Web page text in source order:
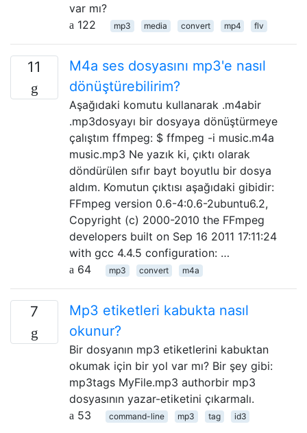
var mı?
122
mp3 media convert mp4 flv
11
M4a ses dosyasını mp3'e nasıl
dönüştürebilirim?
Aşağıdaki komutu kullanarak .m4abir
.mp3dosyayı bir dosyaya dönüştürmeye
çalıştım ffmpeg: $ ffmpeg -i music.m4a
music.mp3 Ne yazık ki, çıktı olarak
döndürülen sıfır bayt boyutlu bir dosya
aldım. Komutun çıktısı aşağıdaki gibidir:
FFmpeg version 0.6-4:0.6-2ubuntu6.2,
Copyright (c) 2000-2010 the FFmpeg
developers built on Sep 16 2011 17:11:24
with gcc 4.4.5 configuration: …
64
mp3 convert m4a
7
Mp3 etiketleri kabukta nasıl
okunur?
Bir dosyanın mp3 etiketlerini kabuktan
okumak için bir yol var mı? Bir şey gibi:
mp3tags MyFile.mp3 authorbir mp3
dosyasının yazar-etiketini çıkarmalı.
53
command-line mp3 tag id3